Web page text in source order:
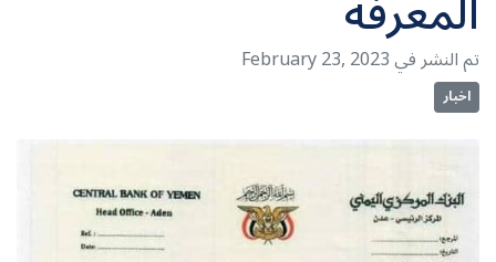
February 23, 2023 تم النشر في
اخبار